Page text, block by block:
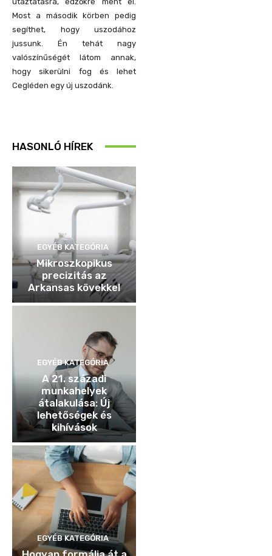
Most a második körben pedig
segíthet, hogy uszodához
jussunk. Én tehát nagy
valószínűségét látom annak,
hogy sikerülni fog és lehet
Cegléden egy új uszodánk.
HASONLÓ HÍREK
EGYÉB KATEGÓRIA
Mikroszkopikus
precizitás az
Arkansas kövekkel
EGYÉB KATEGÓRIA
A 21. századi
munkahelyek
átalakulása: Új
lehetőségek és
kihívások
EGYÉB KATEGÓRIA